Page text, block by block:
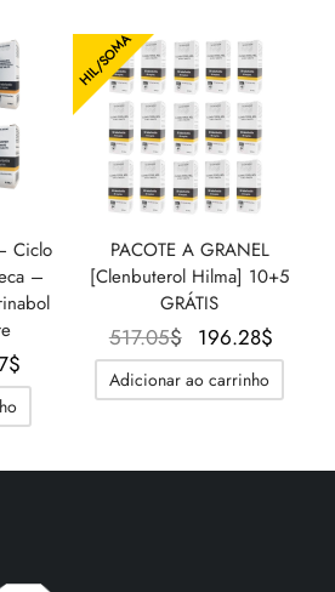
Ciclo
–
$
O preço
atual é:
182.27$.
HIL/SOMA
PACOTE A GRANEL
[Clenbuterol Hilma] 10+5
GRÁTIS
517.05$ O preço
original
era:
196.28$
Adicionar ao carrinho